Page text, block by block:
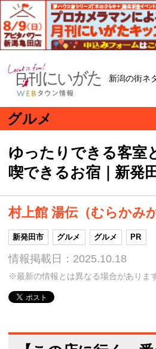
新潟の街ネ
グルメ
ゆったりできる客室
喫できるお宿｜新発
村上館 湯伝（むらかみ
新発田市 グルメ グルメ PR
情報掲載日：2025.10.18
※最新の情報とは異なる場合がありま